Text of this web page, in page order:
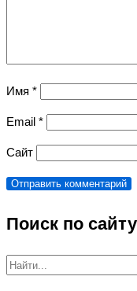
Имя *
Email *
Сайт
Поиск по сайту
Поиск